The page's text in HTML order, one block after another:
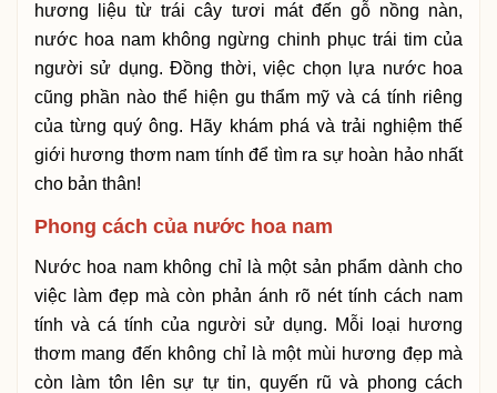
hương liệu từ trái cây tươi mát đến gỗ nồng nàn,
nước hoa nam không ngừng chinh phục trái tim của
người sử dụng. Đồng thời, việc chọn lựa nước hoa
cũng phần nào thể hiện gu thẩm mỹ và cá tính riêng
của từng quý ông. Hãy khám phá và trải nghiệm thế
giới hương thơm nam tính để tìm ra sự hoàn hảo nhất
cho bản thân!
Phong cách của nước hoa nam
Nước hoa nam không chỉ là một sản phẩm dành cho
việc làm đẹp mà còn phản ánh rõ nét tính cách nam
tính và cá tính của người sử dụng. Mỗi loại hương
thơm mang đến không chỉ là một mùi hương đẹp mà
còn làm tôn lên sự tự tin, quyến rũ và phong cách